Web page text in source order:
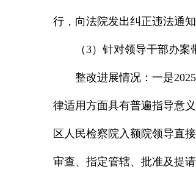
行，向法院发出纠正违法通
（3）针对领导干部办
整改进展情况：一是
律适用方面具有普遍指导意
区人民检察院入额院领导直
审查、指定管辖、批准及提